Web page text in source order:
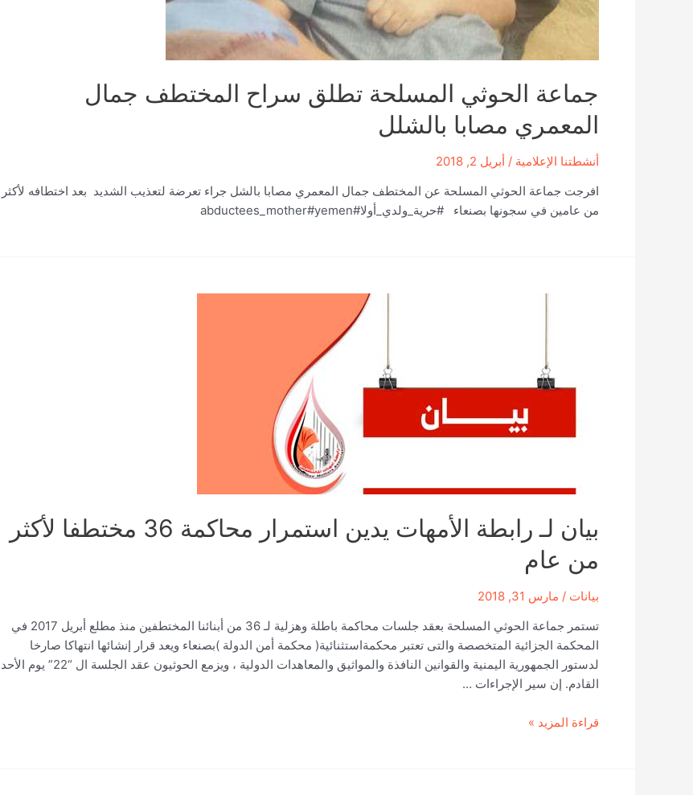
جماعة الحوثي المسلحة تطلق سراح المختطف جمال
المعمري مصابا بالشلل
أنشطتنا الإعلامية / أبريل 2, 2018
افرجت جماعة الحوثي المسلحة عن المختطف جمال المعمري مصابا بالشل جراء تعرضة لتعذيب الشديد بعد اختطافه لأكثر
من عامين في سجونها بصنعاء #حرية_ولدي_أولا#abductees_mother#yemen
بيان لـ رابطة الأمهات يدين استمرار محاكمة 36 مختطفا لأكثر
من عام
بيانات / مارس 31, 2018
تستمر جماعة الحوثي المسلحة بعقد جلسات محاكمة باطلة وهزلية لـ 36 من أبنائنا المختطفين منذ مطلع أبريل 2017 في
المحكمة الجزائية المتخصصة والتى تعتبر محكمةاستثنائية( محكمة أمن الدولة )بصنعاء ويعد قرار إنشائها انتهاكا صارخا
لدستور الجمهورية اليمنية والقوانين النافذة والمواثيق والمعاهدات الدولية ، ويزمع الحوثيون عقد الجلسة ال “22” يوم الأحد
القادم. إن سير الإجراءات …
بيان
قراءة المزيد »